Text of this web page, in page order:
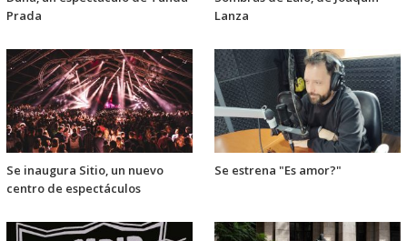
Prada
Lanza
Se inaugura Sitio, un nuevo
centro de espectáculos
Se estrena "Es amor?"